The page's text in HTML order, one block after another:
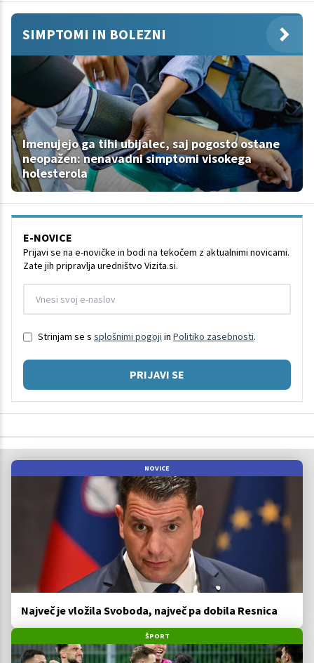
SIMPTOMI IN BOLEZNI
Imenujejo ga tihi ubijalec, saj pogosto ostane
neopažen: nenavadni simptomi visokega
holesterola
E-NOVICE
Prijavi se na e-novičke in bodi na tekočem z aktualnimi novicami.
Zate jih pripravlja uredništvo Vizita.si.
Strinjam se s splošnimi pogoji in Politiko zasebnosti.
PRIJAVI SE
NOVICE
Največ je vložila Svoboda, največ pa dobila Resnica
ŠPORT